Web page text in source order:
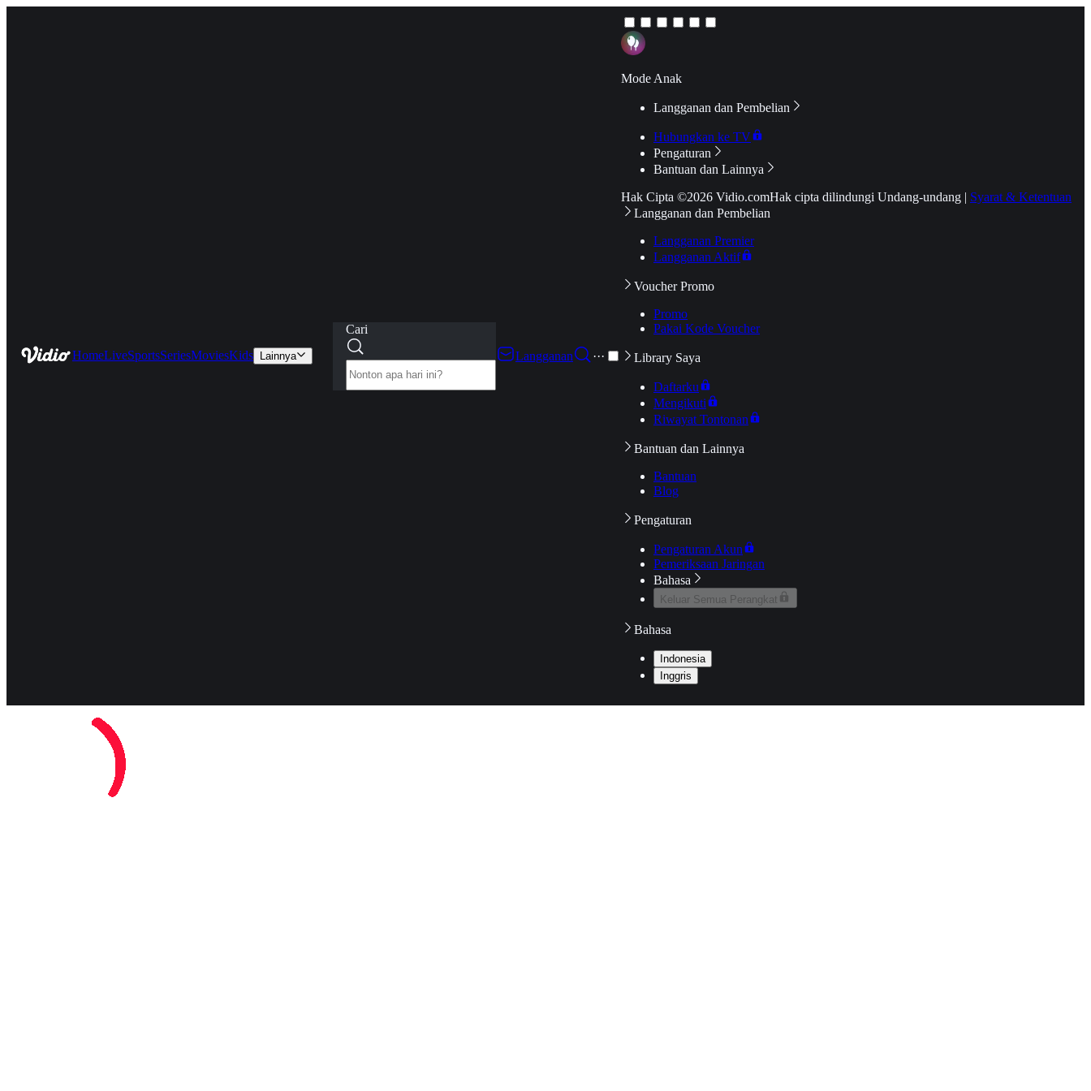
HomeLiveSportsSeriesMoviesKids Lainnya
Cari
Langganan
···
Mode Anak
Langganan dan Pembelian
Hubungkan ke TV
Pengaturan
Bantuan dan Lainnya
Hak Cipta ©2026 Vidio.comHak cipta dilindungi Undang-undang | Syarat & Ketentuan
Langganan dan Pembelian
Langganan Premier
Langganan Aktif
Voucher Promo
Promo
Pakai Kode Voucher
Library Saya
Daftarku
Mengikuti
Riwayat Tontonan
Bantuan dan Lainnya
Bantuan
Blog
Pengaturan
Pengaturan Akun
Pemeriksaan Jaringan
Bahasa
Keluar Semua Perangkat
Bahasa
Indonesia
Inggris